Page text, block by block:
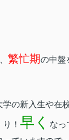
繁忙期の中盤
の新入生や在
！ 早く
な